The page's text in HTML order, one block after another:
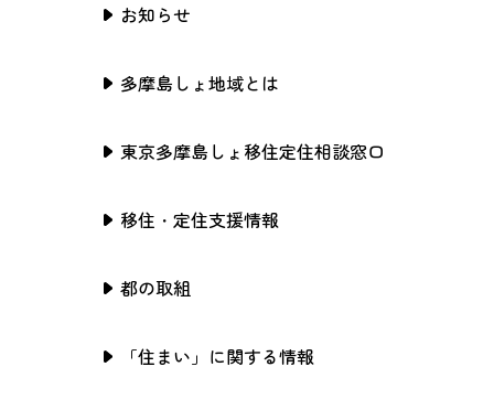
お知らせ
多摩島しょ地域とは
東京多摩島しょ移住定住相談窓口
移住・定住支援情報
都の取組
「住まい」に関する情報